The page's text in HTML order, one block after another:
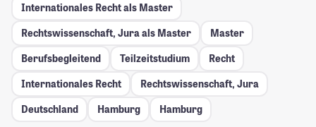
Internationales Recht als Master
Rechtswissenschaft, Jura als Master
Master
Berufsbegleitend
Teilzeitstudium
Recht
Internationales Recht
Rechtswissenschaft, Jura
Deutschland
Hamburg Hamburg